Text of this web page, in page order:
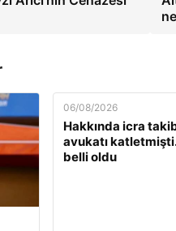
06/08/2026
Hakkında icra
avukatı
belli oldu